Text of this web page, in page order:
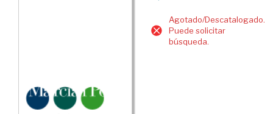
Agotado/Descatalogado.
Puede solicitar
búsqueda.